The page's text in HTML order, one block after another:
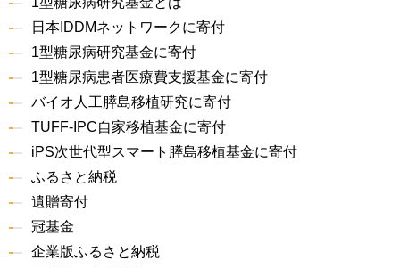
日本IDDMネットワークに寄付
1型糖尿病研究基金に寄付
1型糖尿病患者医療費支援基金に寄付
バイオ人工膵島移植研究に寄付
TUFF-IPC自家移植基金に寄付
iPS次世代型スマート膵島移植基金に寄付
ふるさと納税
遺贈寄付
冠基金
企業版ふるさと納税